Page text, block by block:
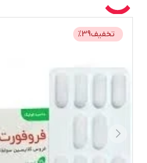
تخفیف %39